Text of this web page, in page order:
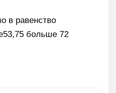
в равенство
больше 72